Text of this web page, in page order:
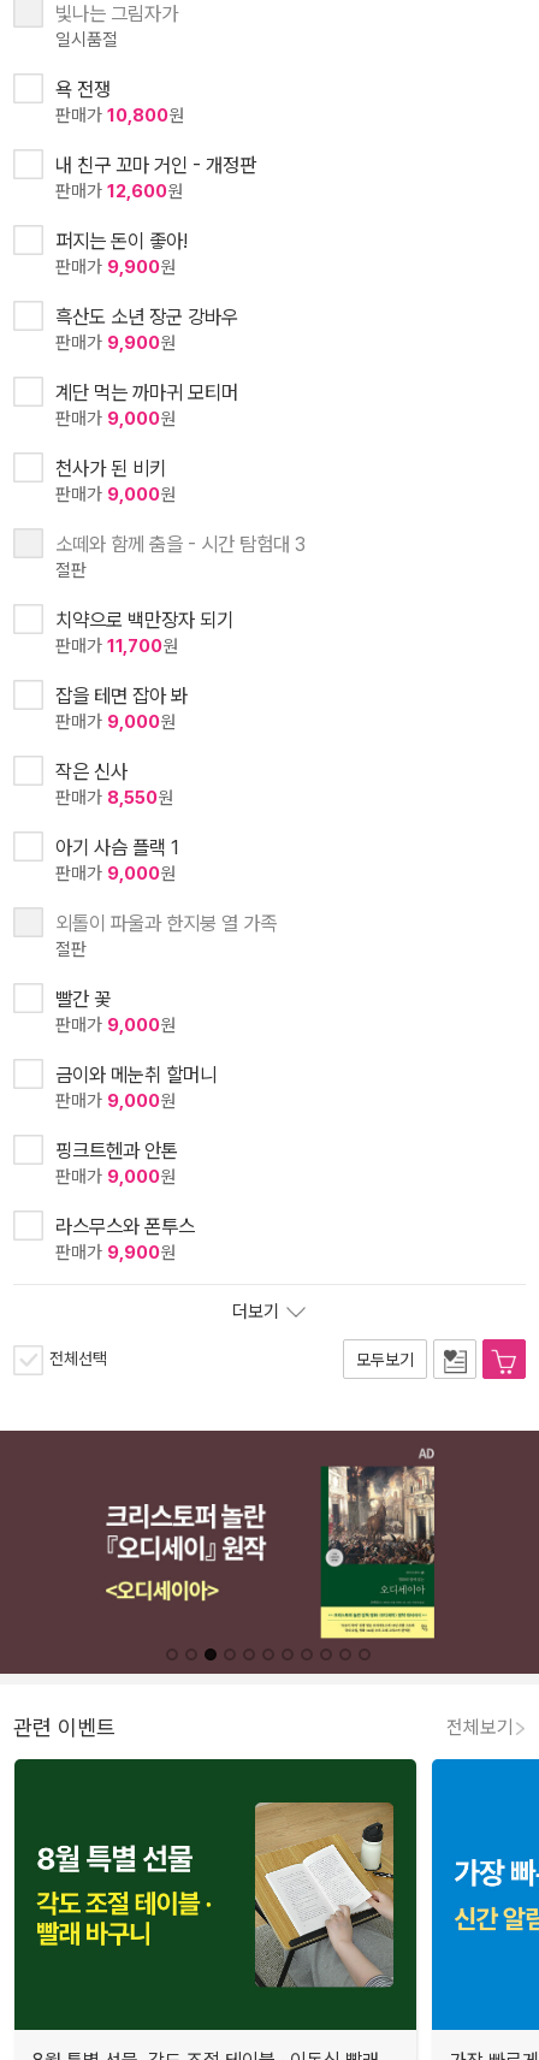
빛나는 그림자가
일시품절
욕 전쟁
판매가 10,800원
내 친구 꼬마 거인 - 개정판
판매가 12,600원
퍼지는 돈이 좋아!
판매가 9,900원
흑산도 소년 장군 강바우
판매가 9,900원
계단 먹는 까마귀 모티머
판매가 9,000원
천사가 된 비키
판매가 9,000원
소떼와 함께 춤을 - 시간 탐험대 3
절판
치약으로 백만장자 되기
판매가 11,700원
잡을 테면 잡아 봐
판매가 9,000원
작은 신사
판매가 8,550원
아기 사슴 플랙 1
판매가 9,000원
외톨이 파울과 한지붕 열 가족
절판
빨간 꽃
판매가 9,000원
금이와 메눈취 할머니
판매가 9,000원
핑크트헨과 안톤
판매가 9,000원
라스무스와 폰투스
판매가 9,900원
더보기
전체선택 모두보기
관련 이벤트 전체보기